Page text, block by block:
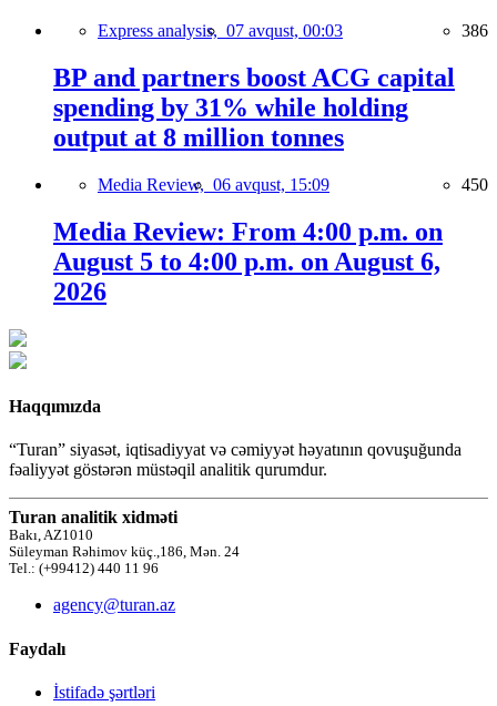
Express analysis, 07 avqust, 00:03 386
BP and partners boost ACG capital
spending by 31% while holding
output at 8 million tonnes
Media Review, 06 avqust, 15:09 450
Media Review: From 4:00 p.m. on
August 5 to 4:00 p.m. on August 6,
2026
Haqqımızda
“Turan” siyasət, iqtisadiyyat və cəmiyyət həyatının qovuşuğunda
fəaliyyət göstərən müstəqil analitik qurumdur.
Turan analitik xidməti
Bakı, AZ1010
Süleyman Rəhimov küç.,186, Mən. 24
Tel.: (+99412) 440 11 96
agency@turan.az
Faydalı
İstifadə şərtləri